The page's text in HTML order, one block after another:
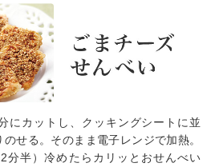
にカットし、クッキングシートに並
せる。そのまま電子レンジで加熱。
分半）冷めたらカリッとおせんべい